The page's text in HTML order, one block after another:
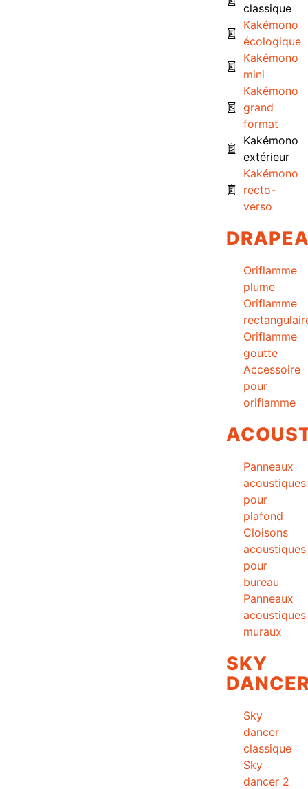
classique
Kakémono
écologique
Kakémono
mini
Kakémono
grand
format
Kakémono
extérieur
Kakémono
recto-
verso
Oriflamme
plume
Oriflamme
Oriflamme
goutte
Accessoire
pour
oriflamme
Panneaux
acoustiques
pour
plafond
Cloisons
acoustiques
pour
bureau
Panneaux
acoustiques
muraux
SKY
Sky
dancer
classique
Sky
dancer 2